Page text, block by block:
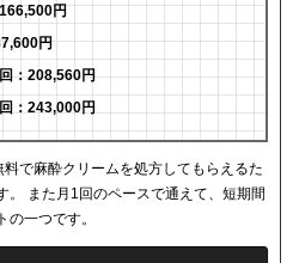
円
円
：208,560円
：243,000円
で麻酔クリームを処方してもらえるた
。 また月1回のペースで通えて、短期間
一つです。